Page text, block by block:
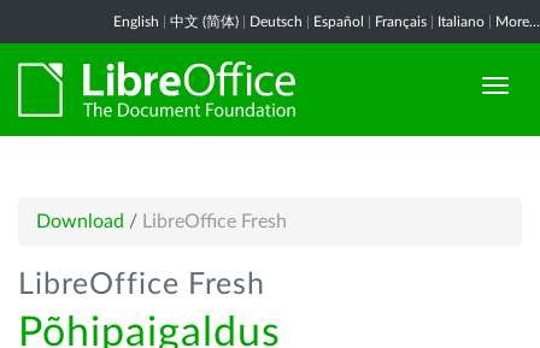
English 中文 (简体) Deutsch Español Français Italiano More...
Download / LibreOffice Fresh
LibreOffice Fresh
Põhipaigaldus